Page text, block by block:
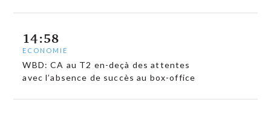
14:58
ECONOMIE
WBD: CA au T2 en-deçà des attentes
avec l’absence de succès au box-office